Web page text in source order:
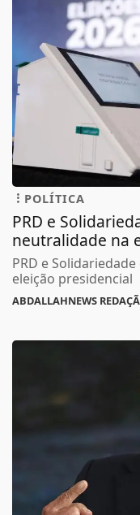
POLÍTICA
PRD e
neutralidade na
PRD e
eleição presidencial
ABDALLAHNEWS